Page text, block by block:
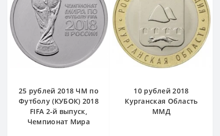
25 рублей 2018 ЧМ по
Футболу (КУБОК) 2018
FIFA 2-й выпуск,
Чемпионат Мира
10 рублей 2018
Курганская Область
ММД